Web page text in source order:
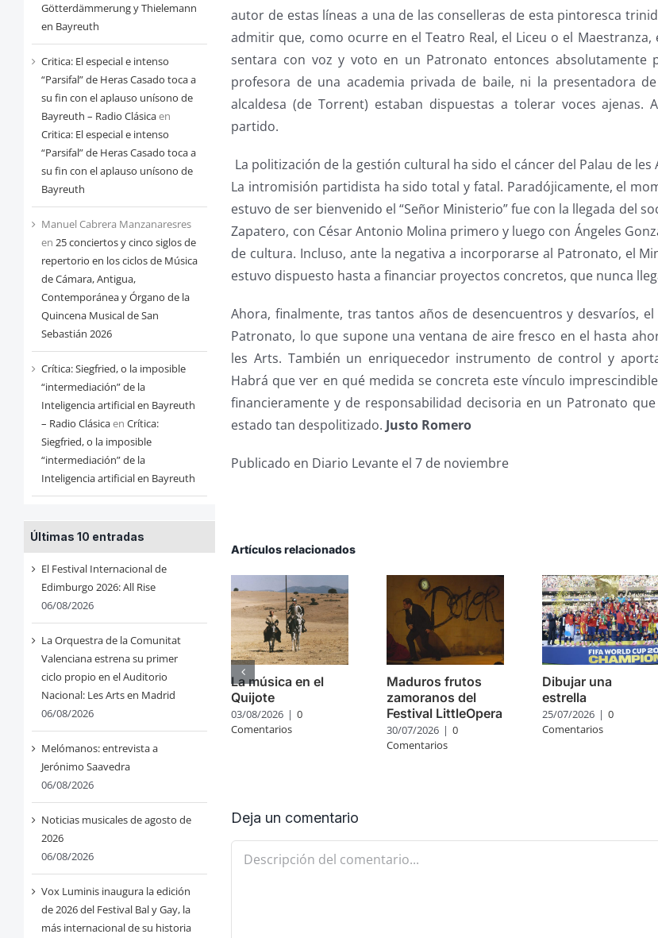
Götterdämmerung y Thielemann
en Bayreuth
Critica: El especial e intenso
“Parsifal” de Heras Casado toca a
su fin con el aplauso unísono de
Bayreuth – Radio Clásicaen
Critica: El especial e intenso
“Parsifal” de Heras Casado toca a
su fin con el aplauso unísono de
Bayreuth
Manuel Cabrera Manzanaresres
en 25 conciertos y cinco siglos de
repertorio en los ciclos de Música
de Cámara, Antigua,
Contemporánea y Órgano de la
Quincena Musical de San
Sebastián 2026
Crítica: Siegfried, o la imposible
“intermediación” de la
Inteligencia artificial en Bayreuth
– Radio Clásicaen Crítica:
Siegfried, o la imposible
“intermediación” de la
Inteligencia artificial en Bayreuth
Últimas 10 entradas
El Festival Internacional de
Edimburgo 2026: All Rise
06/08/2026
La Orquestra de la Comunitat
Valenciana estrena su primer
ciclo propio en el Auditorio
Nacional: Les Arts en Madrid
06/08/2026
Melómanos: entrevista a
Jerónimo Saavedra
06/08/2026
Noticias musicales de agosto de
2026
06/08/2026
Vox Luminis inaugura la edición
de 2026 del Festival Bal y Gay, la
más internacional de su historia
autor de estas líneas a una de las conselleras de esta pintoresca
admitir que, como ocurre en el Teatro Real, el Liceu o el
sentara con voz y voto en un Patronato entonces absolutamente
profesora de una academia privada de baile, ni la presentadora
alcaldesa (de Torrent) estaban dispuestas a tolerar voces ajenas.
partido.
La politización de la gestión cultural ha sido el cáncer del Palau de les
La intromisión partidista ha sido total y fatal. Paradójicamente, el
estuvo de ser bienvenido el “Señor Ministerio” fue con la llegada del
Zapatero, con César Antonio Molina primero y luego con Ángeles
de cultura. Incluso, ante la negativa a incorporarse al Patronato, el
estuvo dispuesto hasta a financiar proyectos concretos, que nunca
Ahora, finalmente, tras tantos años de desencuentros y desvaríos,
Patronato, lo que supone una ventana de aire fresco en el hasta
les Arts. También un enriquecedor instrumento de control y
Habrá que ver en qué medida se concreta este vínculo
financieramente y de responsabilidad decisoria en un Patronato
estado tan despolitizado. Justo Romero
Publicado en Diario Levante el 7 de noviembre
Artículos relacionados
La música en el
Quijote
03/08/2026 | 0
Comentarios
Maduros frutos
zamoranos del
Festival LittleOpera
30/07/2026 | 0
Comentarios
Dibujar una
estrella
25/07/2026 | 0
Comentarios
Deja un comentario
Comentario